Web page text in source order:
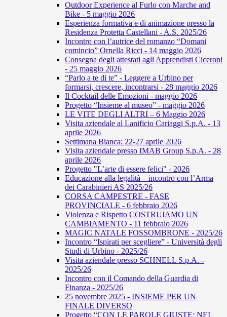
Outdoor Experience al Furlo con Marche and
Bike - 5 maggio 2026
Esperienza formativa e di animazione presso la
Residenza Protetta Castellani - A.S. 2025/26
Incontro con l’autrice del romanzo “Domani
comincio” Ornella Ricci - 14 maggio 2026
Consegna degli attestati agli Apprendisti Ciceroni
- 25 maggio 2026
“Parlo a te di te” - Leggere a Urbino per
formarsi, crescere, incontrarsi - 28 maggio 2026
Il Cocktail delle Emozioni - maggio 2026
Progetto “Insieme al museo” - maggio 2026
LE VITE DEGLI ALTRI – 6 Maggio 2026
Visita aziendale al Lanificio Cariaggi S.p.A. - 13
aprile 2026
Settimana Bianca: 22-27 aprile 2026
Visita aziendale presso IMAB Group S.p.A. - 28
aprile 2026
Progetto "L’arte di essere felici" - 2026
Educazione alla legalità – incontro con l’Arma
dei Carabinieri AS 2025/26
CORSA CAMPESTRE - FASE
PROVINCIALE - 6 febbraio 2026
Violenza e Rispetto COSTRUIAMO UN
CAMBIAMENTO - 11 febbraio 2026
MAGIC NATALE FOSSOMBRONE - 2025/26
Incontro “Ispirati per scegliere” - Università degli
Studi di Urbino - 2025/26
Visita aziendale presso SCHNELL S.p.A. -
2025/26
Incontro con il Comando della Guardia di
Finanza - 2025/26
25 novembre 2025 - INSIEME PER UN
FINALE DIVERSO
Progetto “CON LE PAROLE GIUSTE: NEI